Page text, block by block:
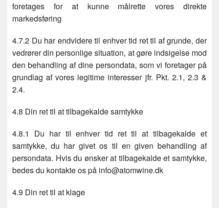
foretages for at kunne målrette vores direkte
markedsføring
4.7.2 Du har endvidere til enhver tid ret til af grunde, der
vedrører din personlige situation, at gøre indsigelse mod
den behandling af dine persondata, som vi foretager på
grundlag af vores legitime interesser jfr. Pkt. 2.1, 2.3 &
2.4.
4.8 Din ret til at tilbagekalde samtykke
4.8.1 Du har til enhver tid ret til at tilbagekalde et
samtykke, du har givet os til en given behandling af
persondata. Hvis du ønsker at tilbagekalde et samtykke,
bedes du kontakte os på info@atomwine.dk
4.9 Din ret til at klage